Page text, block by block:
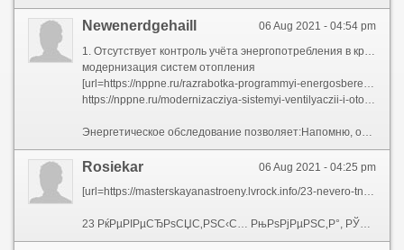
06 Aug 2021 - 04:54 pm
Newenerdgehaill
модернизация систем отопления
[url=https://nppne.ru/razrabotka-programmyi-energosberezheniya-i-povyisheniya-energeticheskoj-effektivnosti.html]программа энергосбережения и повышения энергетической эффективности[/url]
https://nppne.ru/modernizacziya-sistemyi-ventilyaczii-i-otopleniya-zdanij.html - замена вытяжной вентиляции
Энергетическое обследование позволяет:Напомню, обязательное энергетическое обследование 310 тыс. юридических лиц надо было закончиться к 1 января 2013 года. Статистика по копиям энергетических паспортов, поступившим в МинэнергоПлата КПД котельной.
06 Aug 2021 - 04:25 pm
Rosiekar
[url=https://masterskayanastroeny.lvrock.info/23-nevero-tnyh-momenta-sn-tyh-na-kameru/ZaWZoYqjqXqiY9E][img]https://i.ytimg.com/vi/1C4pTqqFm1o/hqdefault.jpg[/img][/url]
23 РќРµРІРµСЂРѕСЏС‚РЅС‹С… РњРѕРјРµРЅС‚Р°, РЎРЅСЏС‚С‹С… РЅР° [url=https://masterskayanastroeny.lvrock.info/23-nevero-tnyh-momenta-sn-tyh-na-kameru/ZaWZoYqjqXqiY9E]РљР°РјРµСЂСѓ[/url]